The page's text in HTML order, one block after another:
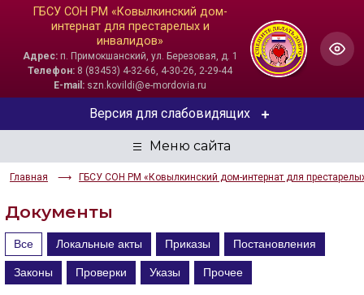
ГБСУ СОН РМ «Ковылкинский дом-
интернат для престарелых и
инвалидов»
Адрес:п. Примокшанский, ул. Березовая, д. 1
Телефон: 8 (83453) 4-32-66, 4-30-26, 2-29-44
E-mail: szn.kovildi@e-mordovia.ru
Главная ГБСУ СОН РМ «Ковылкинский дом-интернат для
Версия для слабовидящих
ЦВЕТОВАЯ СХЕМА
Aa Aa Aa
Aa Aa Aa
Документы
Все Локальные акты Приказы Постановления
Законы Проверки Указы Прочее